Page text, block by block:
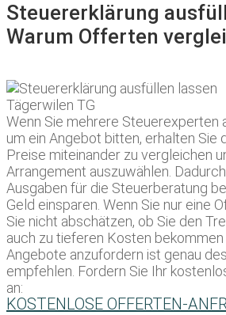
Steuererklärung
Warum Offerten
Wenn Sie mehrere Steuerexperten
um ein Angebot bitten, erhalten Sie
Preise miteinander zu vergleichen
Arrangement auszuwählen.
Ausgaben für die Steuerberatung
Geld einsparen. Wenn Sie nur eine
Sie nicht abschätzen, ob Sie den
auch zu tieferen Kosten
Angebote anzufordern ist genau
empfehlen. Fordern Sie Ihr
an:
KOSTENLOSE OFFERTEN-